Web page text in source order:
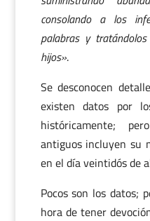
consolando a los
palabras y
hijos».
Se desconocen
existen datos por
históricamente;
antiguos incluyen su
en el día veintidós de
Pocos son los datos;
hora de tener